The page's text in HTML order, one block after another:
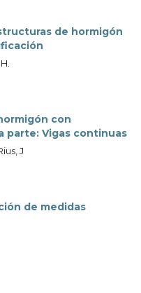
de hormigón
con
parte: Vigas continuas
J
de medidas